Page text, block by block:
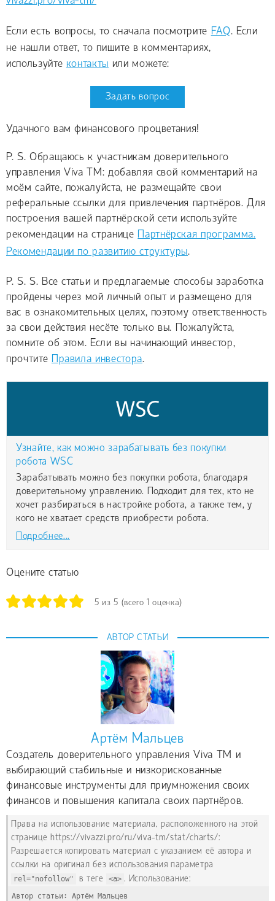
Если есть вопросы, то сначала посмотрите FAQ. Если
не нашли ответ, то пишите в комментариях,
используйте контакты или можете:
Задать вопрос
Удачного вам финансового процветания!
P. S. Обращаюсь к участникам доверительного
управления Viva TM: добавляя свой комментарий на
моём сайте, пожалуйста, не размещайте свои
реферальные ссылки для привлечения партнёров. Для
построения вашей партнёрской сети используйте
рекомендации на странице Партнёрская программа.
Рекомендации по развитию структуры.
P. S. S. Все статьи и предлагаемые способы заработка
пройдены через мой личный опыт и размещено для
вас в ознакомительных целях, поэтому ответственность
за свои действия несёте только вы. Пожалуйста,
помните об этом. Если вы начинающий инвестор,
прочтите Правила инвестора.
Узнайте, как можно зарабатывать без покупки
робота WSC
Зарабатывать можно без покупки робота, благодаря
доверительному управлению. Подходит для тех, кто не
хочет разбираться в настройке робота, а также тем, у
кого не хватает средств приобрести робота.
Подробнее...
Оцените статью
5 из5 (всего1 оценка)
АВТОР СТАТЬИ
Артём Мальцев
Создатель доверительного управления Viva TM и
выбирающий стабильные и низкорискованные
финансовые инструменты для приумножения своих
финансов и повышения капитала своих партнёров.
Права на использование материала, расположенного на этой
странице https://vivazzi.pro/ru/viva-tm/stat/charts/:
Разрешается копировать материал с указанием её автора и
ссылки на оригинал без использования параметра
rel="nofollow" в теге <a> . Использование:
Автор статьи: Артём Мальцев